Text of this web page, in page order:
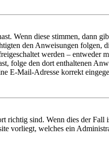
Wenn diese stimmen, dann
den Anweisungen
werden – entweder
den dort enthaltenen
E-Mail-Adresse korrekt
sind. Wenn dies der
vorliegt, welches ein